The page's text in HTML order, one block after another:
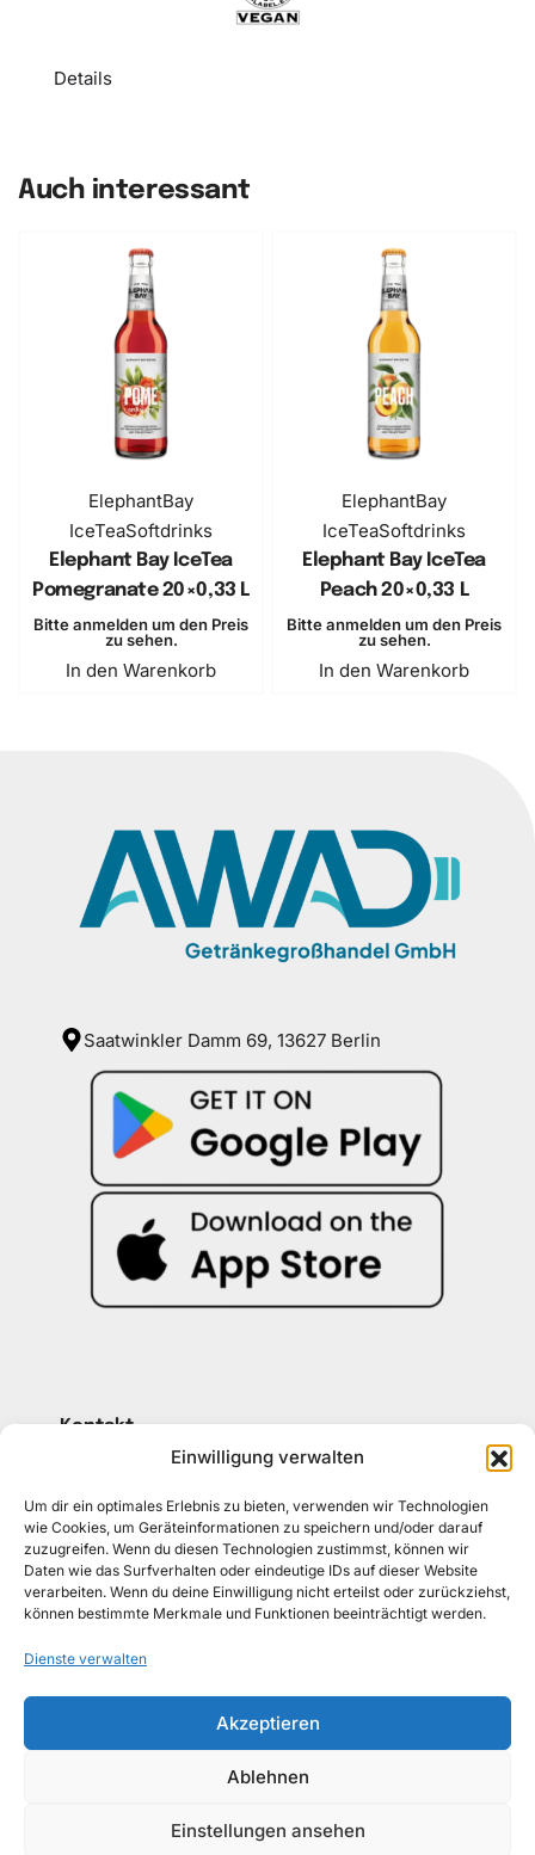
Einwilligung verwalten
Um dir ein optimales Erlebnis zu bieten, verwenden wir Technologien
wie Cookies, um Geräteinformationen zu speichern und/oder darauf
zuzugreifen. Wenn du diesen Technologien zustimmst, können wir
Daten wie das Surfverhalten oder eindeutige IDs auf dieser Website
verarbeiten. Wenn du deine Einwilligung nicht erteilst oder zurückziehst,
können bestimmte Merkmale und Funktionen beeinträchtigt werden.
Dienste verwalten
Akzeptieren
Ablehnen
Einstellungen ansehen
Details
Auch interessant
ElephantBay
IceTeaSoftdrinks
Elephant Bay IceTea
Pomegranate ​20×0,33 L
Bitte anmelden um den Preis
zu sehen.
In den Warenkorb
ElephantBay
IceTeaSoftdrinks
Elephant Bay IceTea
Peach ​20×0,33 L
Bitte anmelden um den Preis
zu sehen.
In den Warenkorb
Saatwinkler Damm 69, 13627 Berlin
Kontakt
030 30 34 22 77
Unsere Richtlinien
ALLGEMEINE GESCHÄFTSBEDINGUNGEN
WIDERRUFSBELEHRUNG